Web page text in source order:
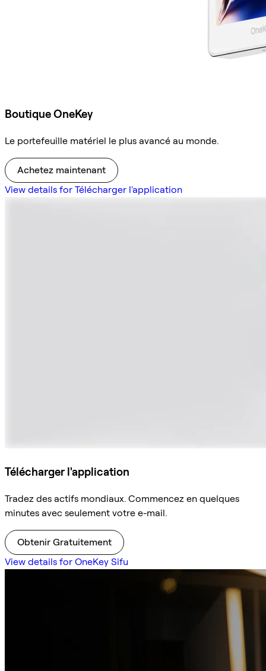
Boutique OneKey
Le portefeuille matériel le plus avancé au monde.
Achetez maintenant
View details for Télécharger l'application
Télécharger l'application
Tradez des actifs mondiaux. Commencez en quelques
minutes avec seulement votre e-mail.
Obtenir Gratuitement
View details for OneKey Sifu